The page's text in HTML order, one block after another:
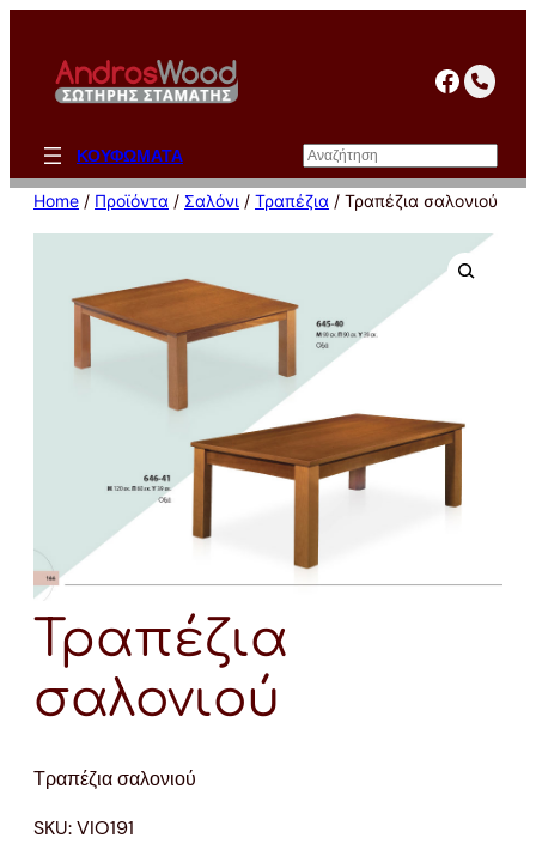
περιεχόμενο
ΚΟΥΦΩΜΑΤΑ Αναζήτηση
Home / Προϊόντα / Σαλόνι / Τραπέζια / Τραπέζια σαλονιού
Τραπέζια
σαλονιού
Τραπέζια σαλονιού
SKU:VIO191